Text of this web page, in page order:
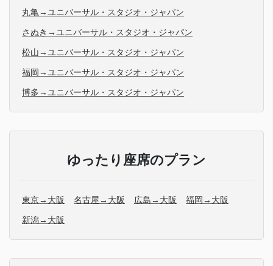
丸亀→ユニバーサル・スタジオ・ジャパン
さぬき→ユニバーサル・スタジオ・ジャパン
松山→ユニバーサル・スタジオ・ジャパン
福岡→ユニバーサル・スタジオ・ジャパン
博多→ユニバーサル・スタジオ・ジャパン
ゆったり座席のプラン
東京→大阪 名古屋→大阪 広島→大阪 福岡→大阪
新潟→大阪